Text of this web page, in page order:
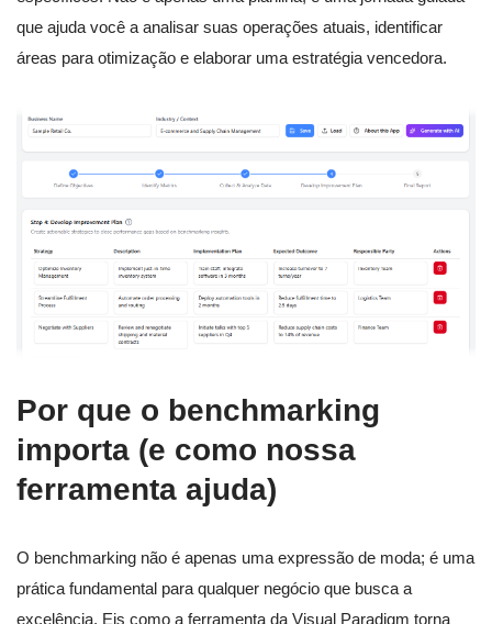
que ajuda você a analisar suas operações atuais, identificar
áreas para otimização e elaborar uma estratégia vencedora.
Por que o benchmarking
importa (e como nossa
ferramenta ajuda)
O benchmarking não é apenas uma expressão de moda; é uma
prática fundamental para qualquer negócio que busca a
excelência. Eis como a ferramenta da Visual Paradigm torna